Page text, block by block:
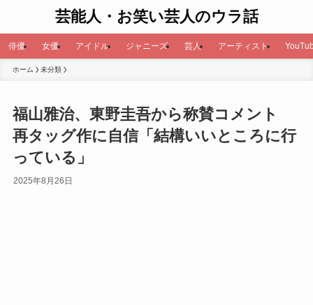
芸能人・お笑い芸人のウラ話
俳優 女優 アイドル ジャニーズ 芸人 アーティスト
ホーム 未分類
福山雅治、東野圭吾から称賛コメント
再タッグ作に自信「結構いいところに行
っている」
2025年8月26日